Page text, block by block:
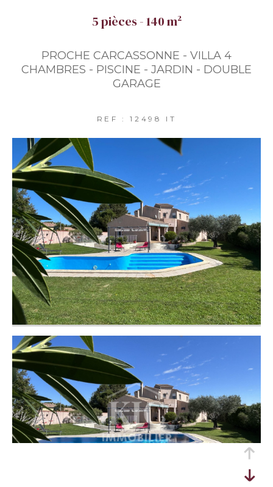
5 pièces - 140 m²
PROCHE CARCASSONNE - VILLA 4
CHAMBRES - PISCINE - JARDIN - DOUBLE
GARAGE
REF : 12498 IT